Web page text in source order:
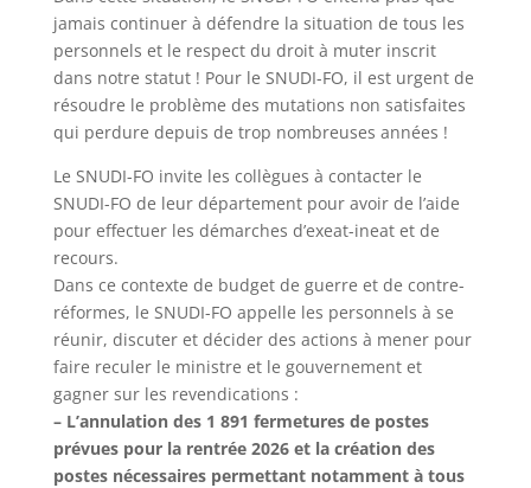
jamais continuer à défendre la situation de tous les
personnels et le respect du droit à muter inscrit
dans notre statut ! Pour le SNUDI-FO, il est urgent de
résoudre le problème des mutations non satisfaites
qui perdure depuis de trop nombreuses années !
Le SNUDI-FO invite les collègues à contacter le
SNUDI-FO de leur département pour avoir de l’aide
pour effectuer les démarches d’exeat-ineat et de
recours.
Dans ce contexte de budget de guerre et de contre-
réformes, le SNUDI-FO appelle les personnels à se
réunir, discuter et décider des actions à mener pour
faire reculer le ministre et le gouvernement et
gagner sur les revendications :
– L’annulation des 1 891 fermetures de postes
prévues pour la rentrée 2026 et la création des
postes nécessaires permettant notamment à tous